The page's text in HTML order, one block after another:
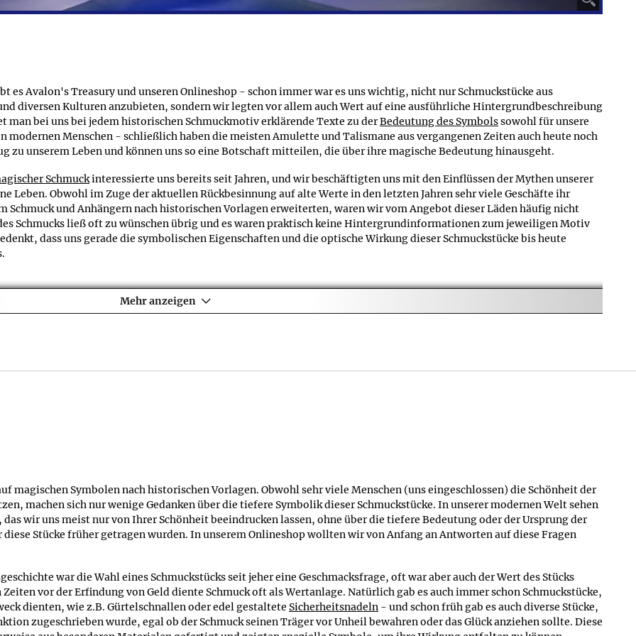
gegen Aufpreis zusätzliche Extras wählen und falls Sie sich z.B. dafür entscheiden, ein Schmuckstück vergolden zu
Barocke Steine finden Sie selbstverständlich eine genaue Größenangabe, damit sie sich informieren können, wie
es Avalon's Treasury und unseren Onlineshop - schon immer war es uns wichtig, nicht nur Schmuckstücke aus
diversen Kulturen anzubieten, sondern wir legten vor allem auch Wert auf eine ausführliche Hintergrundbeschreibung
man bei uns bei jedem historischen Schmuckmotiv erklärende Texte zu derBedeutung des Symbolssowohl für unsere
modernen Menschen - schließlich haben die meisten Amulette und Talismane aus vergangenen Zeiten auch heute noch
zu unserem Leben und können uns so eine Botschaft mitteilen, die über ihre magische Bedeutung hinausgeht.
Schmuckinteressierte uns bereits seit Jahren, und wir beschäftigten uns mit den Einflüssen der Mythen unserer
Leben. Obwohl im Zuge der aktuellen Rückbesinnung auf alte Werte in den letzten Jahren sehr viele Geschäfte ihr
Schmuck und Anhängern nach historischen Vorlagen erweiterten, waren wir vom Angebot dieser Läden häufig nicht
Schmucks ließ oft zu wünschen übrig und es waren praktisch keine Hintergrundinformationen zum jeweiligen Motiv
dass uns gerade die symbolischen Eigenschaften und die optische Wirkung dieser Schmuckstücke bis heute
ein geeignetes Medium ist, um es besser zu machen und dem Kunden mehr zu bieten als nur kostengünstigen
Angebot an qualitativ hochwertigen Schmuckstücken auch Hintergrundwissen ins Netz zu stellen, um so
einen tieferen Einblick in die faszinierende Welt unserer Vorfahren zu ermöglichen. Unser Shop sollte
⚲
Hier soll früher Avalon gewesen
sein
um Symbole und ihre Bedeutung im heutigen modernen Leben weiterzuvermitteln
bereitzuhalten.
Schönheit, ihre Optik und ihr Material überzeugen müssen, und einige unserer
schlecht für den Schmuckverkauf eignet. Wir glauben aber, dass dieser Nachteil durch
ausgeglichen wird, die so in einem normalen Geschäft nicht
durch aussagekräftige Photos und genaue Beschreibungen der
einem einmonatigen Rückgaberecht einen Kauf ohne Risiko an.
wobei wir nur Steine von außergewöhnlicher Qualität gemeinsam mit dem
Mineralien und Edelsteine sind heute noch ein beliebter Bereich unseres Sortiments
garantierten Echtheit der Steine. Heute sind wir ein Onlineshop für edlen und
und ein breites Sortiment an Edelsteinen. Unsere Schmuckkollektion enthält
wie Silber,Zinn, Messing und Kupfer, und unser Shop bietet eine große Auswahl an keltischen Anhängern und
Mehr anzeigen
magischen Symbolen nach historischen Vorlagen. Obwohl sehr viele Menschen (uns eingeschlossen) die Schönheit der
machen sich nur wenige Gedanken über die tiefere Symbolik dieser Schmuckstücke. In unserer modernen Welt sehen
wir uns meist nur von Ihrer Schönheit beeindrucken lassen, ohne über die tiefere Bedeutung oder der Ursprung der
Stücke früher getragen wurden. In unserem Onlineshop wollten wir von Anfang an Antworten auf diese Fragen
war die Wahl eines Schmuckstücks seit jeher eine Geschmacksfrage, oft war aber auch der Wert des Stücks
vor der Erfindung von Geld diente Schmuck oft als Wertanlage. Natürlich gab es auch immer schon Schmuckstücke,
dienten, wie z.B. Gürtelschnallen oder edel gestaltete Sicherheitsnadeln - und schon früh gab es auch diverse Stücke,
zugeschrieben wurde, egal ob der Schmuck seinen Träger vor Unheil bewahren oder das Glück anziehen sollte. Diese